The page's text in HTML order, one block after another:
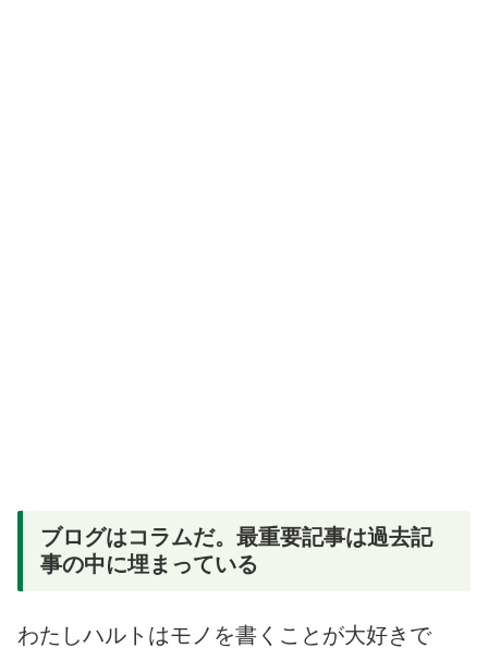
ブログはコラムだ。最重要記事は過去記
事の中に埋まっている
わたしハルトはモノを書くことが大好きで